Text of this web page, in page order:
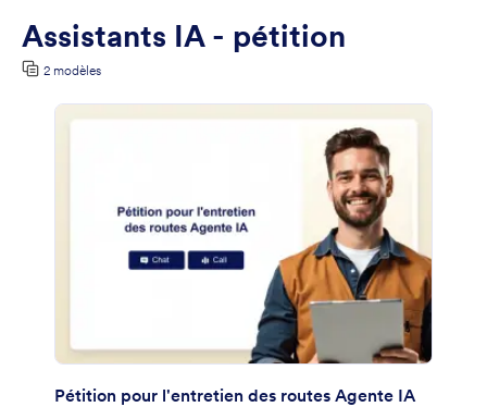
Assistants IA - pétition
2 modèles
Pétition pour l'entretien des routes Agente IA